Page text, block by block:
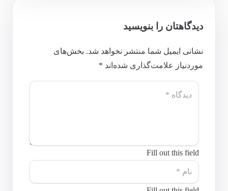
دیدگاهتان را بنویسید
نشانی ایمیل شما منتشر نخواهد شد. بخش‌های
موردنیاز علامت‌گذاری شده‌اند *
Fill out this field